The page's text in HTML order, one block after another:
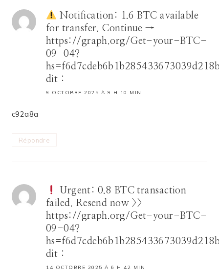
Notification: 1.6 BTC available
for transfer. Continue →
https://graph.org/Get-your-BTC-
09-04?
dit :
9 OCTOBRE 2025 À 9 H 10 MIN
c92a8a
Répondre
Urgent: 0.8 BTC transaction
failed. Resend now >>
https://graph.org/Get-your-BTC-
09-04?
dit :
14 OCTOBRE 2025 À 6 H 42 MIN